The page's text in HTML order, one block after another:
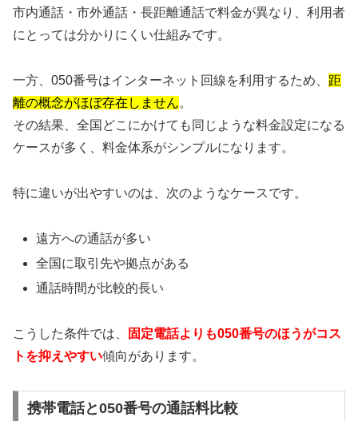
市内通話・市外通話・長距離通話で料金が異なり、利用者
にとっては分かりにくい仕組みです。
一方、050番号はインターネット回線を利用するため、 距
離の概念がほぼ存在しません。
その結果、全国どこにかけても同じような料金設定になる
ケースが多く、料金体系がシンプルになります。
特に違いが出やすいのは、次のようなケースです。
遠方への通話が多い
全国に取引先や拠点がある
通話時間が比較的長い
こうした条件では、
固定電話よりも050番号のほうがコス
トを抑えやすい傾向があります。
携帯電話と050番号の通話料比較